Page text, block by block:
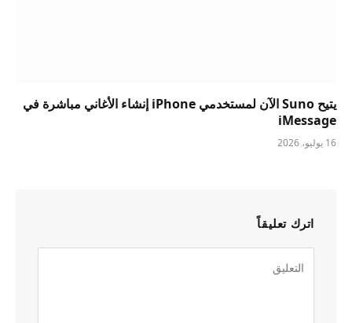
يتيح Suno الآن لمستخدمي iPhone إنشاء الأغاني مباشرة في
iMessage
16 يوليو، 2026
اترك تعليقاً